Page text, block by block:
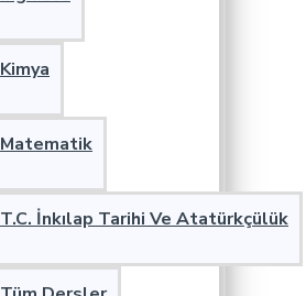
Kimya
Matematik
T.C. İnkılap Tarihi Ve Atatürkçülük